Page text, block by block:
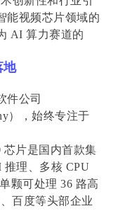
能视频芯片领域的
AI 算力赛道的
地
件公司
），始终专注于
芯片是国内首款集
理、多核 CPU
颗可处理 36 路高
百度等头部企业